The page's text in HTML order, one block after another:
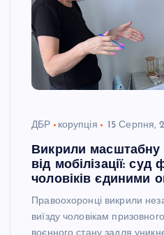
ДБР корупція 15 Серпня,
Викрили масштабну
від мобілізації:
чоловіків єдиними
Правоохоронці викрили
виїзду чоловікам